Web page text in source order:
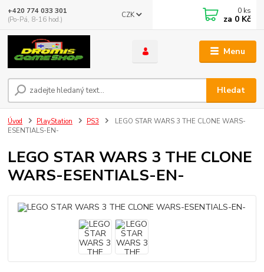
Menu
CZK
Hledat
+420 774 033 301
(Po-Pá, 8-16 hod.)
0 ks
za 0 Kč
Úvod PlayStation PS3
LEGO STAR WARS 3 THE CLONE WARS-
ESENTIALS-EN-
LEGO STAR WARS 3 THE CLONE
WARS-ESENTIALS-EN-